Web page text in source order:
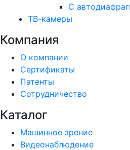
С
ТВ-камеры
Компания
О компании
Сертификаты
Патенты
Сотрудничество
Каталог
Машинное зрение
Видеонаблюдение